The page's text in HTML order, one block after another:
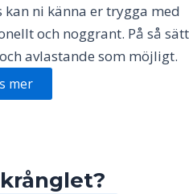
ni känna er trygga med
och noggrant. På så sätt
avlastande som möjligt.
mer